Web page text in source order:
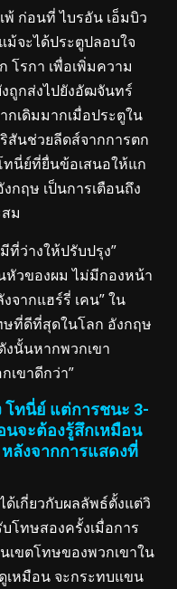
ก่อนที่ ไบรอัน เอ็มบิว
ม้จะได้ประตูปลอบใจ
โรกา เพื่อเพิ่มความ
ถูกส่งไปยังอัฒจันทร์
กเดิมมากเมื่อประตูใน
สันช่วยลีดส์จากการตก
ทนี่ย์ที่ยื่นข้อเสนอให้แก
กฤษ เป็นการเตือนถึง
ม
ที่ว่างให้ปรับปรุง”
หัวของผม ไม่มีกองหน้า
ากแฮร์รี่ เคน” ใน
ษที่ดีที่สุดในโลก อังกฤษ
งนั้นหากพวกเขา
เขาดีกว่า”
ทนี่ย์ แต่การชนะ 3-
นจะต้องรู้สึกเหมือน
ลังจากการแสดงที่
เกี่ยวกับผลลัพธ์ตั้งแต่วิ
โทษสองครั้งเมื่อการ
เขตโทษของพวกเขาใน
เหมือน จะกระทบแขน